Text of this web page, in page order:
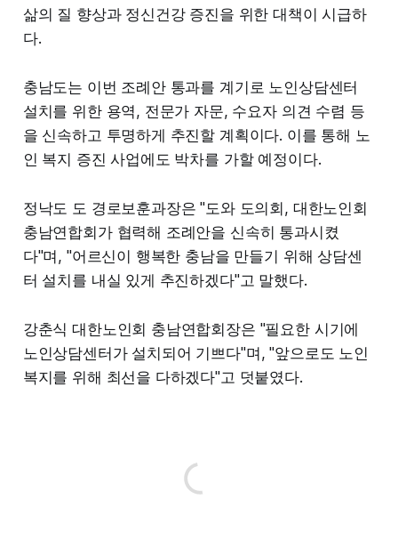
삶의 질 향상과 정신건강 증진을 위한 대책이 시급하
다.
충남도는 이번 조례안 통과를 계기로 노인상담센터
설치를 위한 용역, 전문가 자문, 수요자 의견 수렴 등
을 신속하고 투명하게 추진할 계획이다. 이를 통해 노
인 복지 증진 사업에도 박차를 가할 예정이다.
정낙도 도 경로보훈과장은 "도와 도의회, 대한노인회
충남연합회가 협력해 조례안을 신속히 통과시켰
다"며, "어르신이 행복한 충남을 만들기 위해 상담센
터 설치를 내실 있게 추진하겠다"고 말했다.
강춘식 대한노인회 충남연합회장은 "필요한 시기에
노인상담센터가 설치되어 기쁘다"며, "앞으로도 노인
복지를 위해 최선을 다하겠다"고 덧붙였다.